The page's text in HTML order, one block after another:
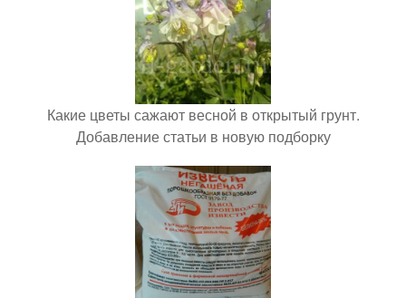
Какие цветы сажают весной в открытый грунт.
Добавление статьи в новую подборку